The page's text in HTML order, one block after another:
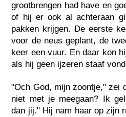
grootbrengen had have en
of hij er ook al achteraan
pakken krijgen. De eerste
voor de neus geplant, de
keer een vuur. En daar kon
als hij geen ijzeren staaf
"Och God, mijn zoontje," zei
niet met je meegaan? Ik
dan jij." Hij nam haar op zijn